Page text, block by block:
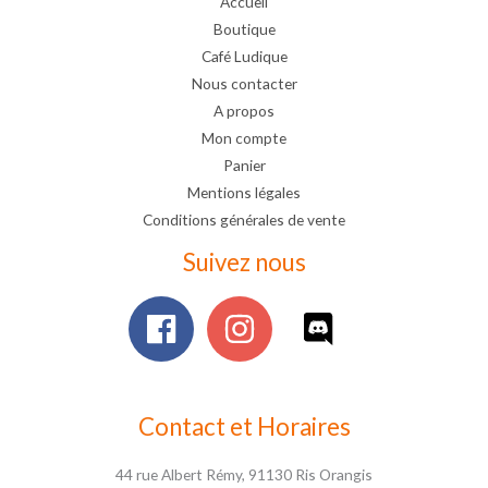
Boutique
Café Ludique
Nous contacter
A propos
Mon compte
Panier
Mentions légales
Conditions générales de vente
Suivez nous
Contact et Horaires
44 rue Albert Rémy, 91130 Ris Orangis